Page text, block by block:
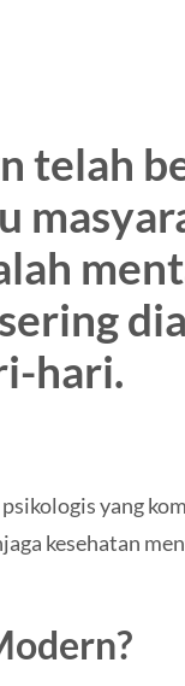
telah
hari.
yang
kesehatan